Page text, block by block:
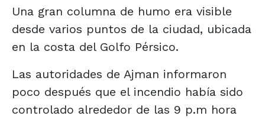
Una gran columna de humo era visible
desde varios puntos de la ciudad, ubicada
en la costa del Golfo Pérsico.
Las autoridades de Ajman informaron
poco después que el incendio había sido
controlado alrededor de las 9 p.m hora